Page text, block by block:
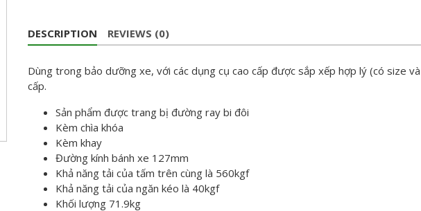
DESCRIPTION REVIEWS (0)
Dùng trong bảo dưỡng xe, với các dụng cụ cao cấp được sắp xếp hợp lý (có size
cấp.
Sản phẩm được trang bị đường ray bi đôi
Kèm chìa khóa
Kèm khay
Đường kính bánh xe 127mm
Khả năng tải của tấm trên cùng là 560kgf
Khả năng tải của ngăn kéo là 40kgf
Khối lượng 71.9kg